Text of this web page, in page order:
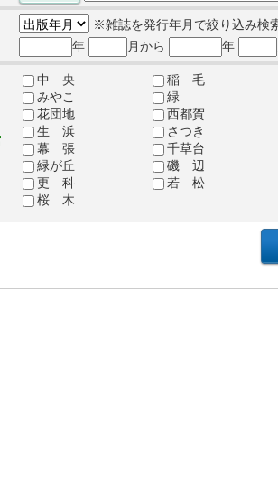
※雑誌を発行年月で絞り込み検
年
月から 年
中 央
稲 毛
みやこ
緑
花団地
西都賀
生 浜
さつき
幕 張
千草台
緑が丘
磯 辺
更 科
若 松
桜 木